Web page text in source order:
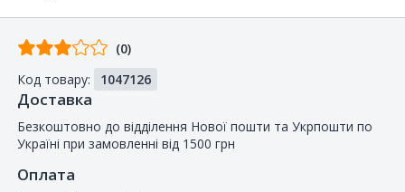
Відгуків
покупців
(0)
Код товару:
1047126
Доставка
Безкоштовно до відділення Нової пошти та Укрпошти по
Україні при замовленні від 1500 грн
Оплата